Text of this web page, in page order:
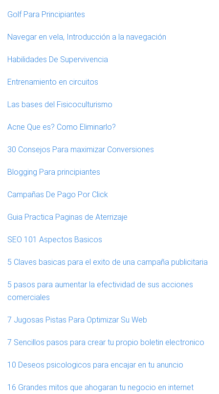
Golf Para Principiantes
Navegar en vela, Introducción a la navegación
Habilidades De Supervivencia
Entrenamiento en circuitos
Las bases del Fisicoculturismo
Acne Que es? Como Eliminarlo?
30 Consejos Para maximizar Conversiones
Blogging Para principiantes
Campañas De Pago Por Click
Guia Practica Paginas de Aterrizaje
SEO 101 Aspectos Basicos
5 Claves basicas para el exito de una campaña publicitaria
5 pasos para aumentar la efectividad de sus acciones
comerciales
7 Jugosas Pistas Para Optimizar Su Web
7 Sencillos pasos para crear tu propio boletin electronico
10 Deseos psicologicos para encajar en tu anuncio
16 Grandes mitos que ahogaran tu negocio en internet